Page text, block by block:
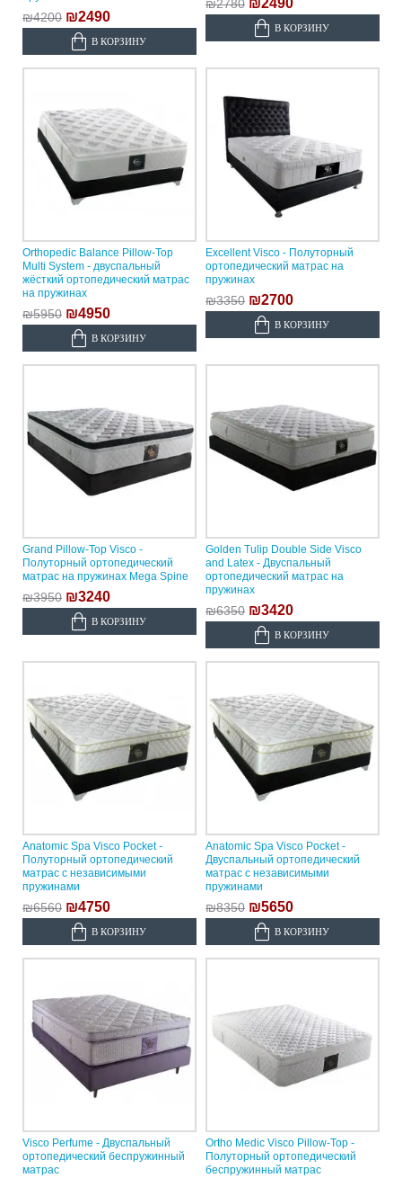
₪4200 ₪2490
В КОРЗИНУ
₪2780 ₪2490
В КОРЗИНУ
Orthopedic Balance Pillow-Top
Multi System - двуспальный
жёсткий ортопедический матрас
на пружинах
₪5950 ₪4950
В КОРЗИНУ
Excellent Visco - Полуторный
ортопедический матрас на
пружинах
₪3350 ₪2700
В КОРЗИНУ
Grand Pillow-Top Visco -
Полуторный ортопедический
матрас на пружинах Mega Spine
₪3950 ₪3240
В КОРЗИНУ
Golden Tulip Double Side Visco
and Latex - Двуспальный
ортопедический матрас на
пружинах
₪6350 ₪3420
В КОРЗИНУ
Anatomic Spa Visco Pocket -
Полуторный ортопедический
матрас с независимыми
пружинами
₪6560 ₪4750
В КОРЗИНУ
Anatomic Spa Visco Pocket -
Двуспальный ортопедический
матрас с независимыми
пружинами
₪8350 ₪5650
В КОРЗИНУ
Visco Perfume - Двуспальный
ортопедический беспружинный
матрас
Ortho Medic Visco Pillow-Top -
Полуторный ортопедический
беспружинный матрас